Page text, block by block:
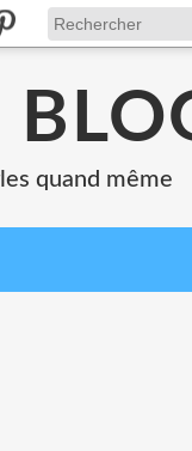
quand même